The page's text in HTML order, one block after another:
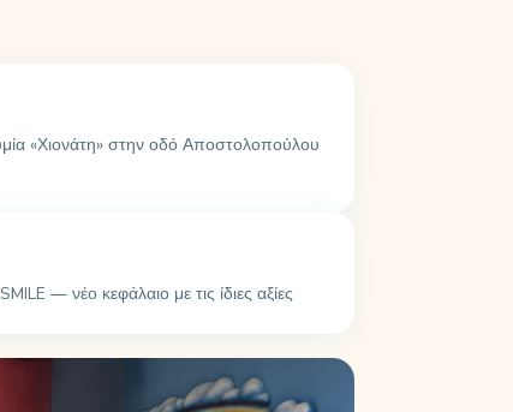
«Χιονάτη» στην οδό Αποστολοπούλου
— νέο κεφάλαιο με τις ίδιες αξίες